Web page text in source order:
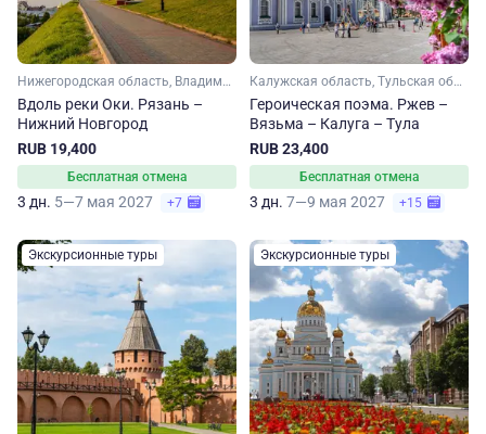
Нижегородская область, Владимирская область, Рязанская область
Вдоль реки Оки. Рязань –
Нижний Новгород
RUB 19,400
Бесплатная отмена
3 дн. 5—7 мая 2027 +7
Калужская область, Тульская область, Тверская область, Смоленская область
Героическая поэма. Ржев –
Вязьма – Калуга – Тула
RUB 23,400
Бесплатная отмена
3 дн. 7—9 мая 2027 +15
Экскурсионные туры Экскурсионные туры